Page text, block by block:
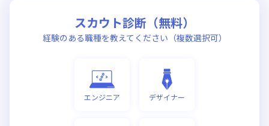
スカウト診断（無料）
経験のある職種を教えてください（複数選択可）
エンジニア デザイナー